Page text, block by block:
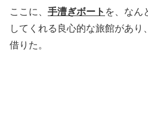
ここに、 手漕ぎボート を、なん
してくれる良心的な旅館があり
借りた。